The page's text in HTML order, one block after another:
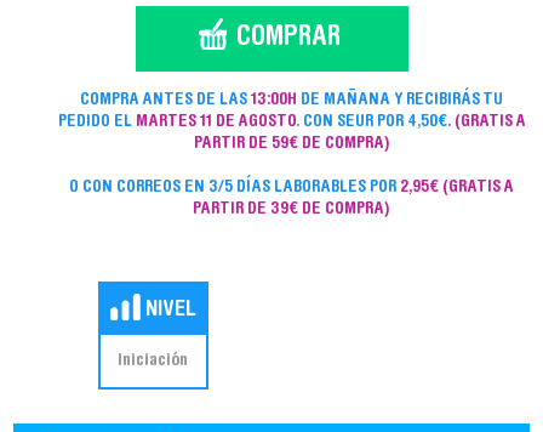
COMPRA ANTES DE LAS13:00H DE MAÑANA Y RECIBIRÁS TU
PEDIDO EL MARTES 11 DE AGOSTO. CON SEUR POR 4,50€. (GRATIS A
PARTIR DE 59€ DE COMPRA)
O CON CORREOS EN 3/5 DÍAS LABORABLES POR 2,95€ (GRATIS A
PARTIR DE 39€ DE COMPRA)
Iniciación